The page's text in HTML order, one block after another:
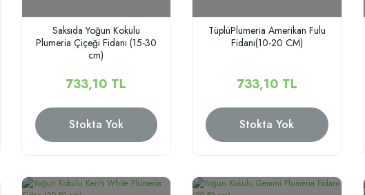
Saksıda Yoğun Kokulu
Plumeria Çiçeği Fidanı (15-30
cm)
733,10 TL
Stokta Yok
TüplüPlumeria Amerikan Fulu
Fidanı(10-20 CM)
733,10 TL
Stokta Yok